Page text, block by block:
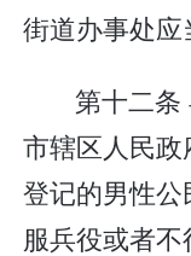
街道办事处应
第十二条
市辖区人民
登记的男性
服兵役或者